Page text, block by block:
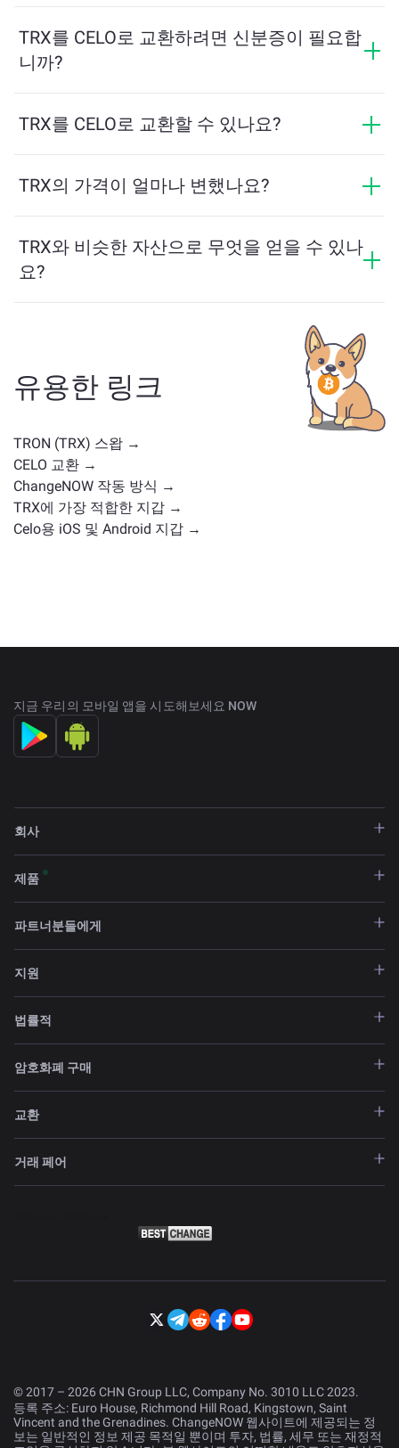
다. 플랫폼은 원활한 거래를 보장하기 위해 필요한 최소
금액을 자동으로 계산합니다. 그러나 대부분의 경우, 최
소 금액은 2달러 상당입니다.
TRX를 CELO로 교환하려면 신분증이 필요합
니까?
프로세스가 빠르고 익명입니다. 그러나 ChangeNOW Pro
세요!
TRX를 CELO로 교환할 수 있나요?
교환할 수 있습니다. 또한 ChangeNOW는 멀티체인 브리
TRX의 가격이 얼마나 변했나요?
다.
TRX와 비슷한 자산으로 무엇을 얻을 수 있나
요?
테이블코인, 유틸리티 토큰, 거버넌스 코인 또는 다른 유
형일 수 있습니다. 일반적인 대안으로는 유사한 사용 사
례나 시장 위치를 가진 다른 암호화폐가 포함됩니다.주
요 거래 페이지에서 교환 가능한 모든 자산을 확인하세
유용한 링크
TRON (TRX) 스왑 →
CELO 교환 →
ChangeNOW 작동 방식 →
TRX에 가장 적합한 지갑 →
Celo용 iOS 및 Android 지갑 →
지금 우리의 모바일 앱을 시도해보세요 NOW
회사
제품
파트너분들에게
지원
법률적
암호화폐 구매
교환
거래 페어
© 2017 – 2026 CHN Group LLC, Company No. 3010 LLC 2023.
등록 주소: Euro House, Richmond Hill Road, Kingstown, Saint
Vincent and the Grenadines. ChangeNOW 웹사이트에 제공되는 정
보는 일반적인 정보 제공 목적일 뿐이며 투자, 법률, 세무 또는 재정적